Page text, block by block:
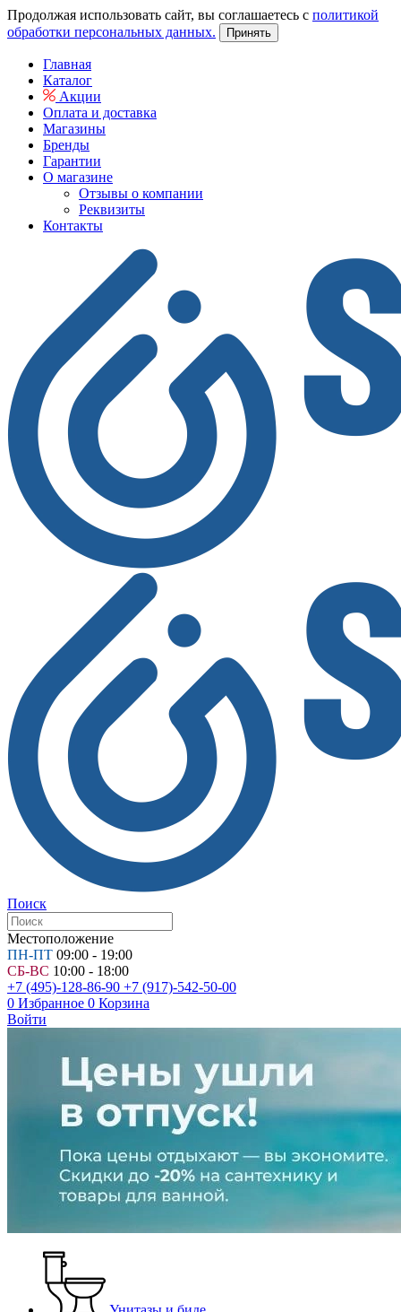
Продолжая использовать сайт, вы соглашаетесь с политикой
обработки персональных данных.
Принять
Главная
Каталог
Акции
Оплата и доставка
Магазины
Бренды
Гарантии
О магазине
Отзывы о компании
Реквизиты
Контакты
Поиск
Местоположение
ПН-ПТ 09:00 - 19:00
СБ-ВС 10:00 - 18:00
+7 (495)-128-86-90 +7 (917)-542-50-00
0 Избранное 0 Корзина
Войти